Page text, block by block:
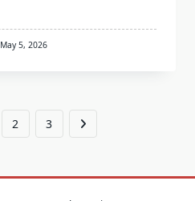
May 5, 2026
2 3